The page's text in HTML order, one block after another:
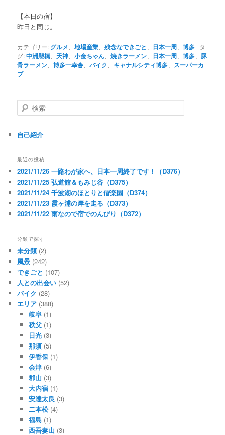
【本日の宿】
昨日と同じ。
カテゴリー: グルメ 、地場産業 、残念なできごと 日本一周 、博多 | タ
グ:中洲懸橋 天神 、小金ちゃん 、焼きラーメン 日本一周 、博多
豚
骨ラーメン 、博多一幸舎 、バイク キャナルシティ博多
スーパーカ
ブ
検
索
自己紹介
最近の投稿
2021/11/26 一路わが家へ、日本一周終了です！（D376）
2021/11/25 弘道館＆もみじ谷（D375）
2021/11/24 千波湖のほとりと偕楽園（D374）
2021/11/23 霞ヶ浦の岸を走る（D373）
2021/11/22 雨なので宿でのんびり（D372）
分類で探す
未分類(2)
風景 (242)
できごと (107)
人との出会い (52)
バイク (28)
エリア (388)
岐阜(1)
秩父(1)
日光(3)
那須(5)
伊香保(1)
会津(6)
郡山 (3)
大内宿(1)
安達太良 (3)
二本松(4)
福島(1)
西吾妻山 (3)